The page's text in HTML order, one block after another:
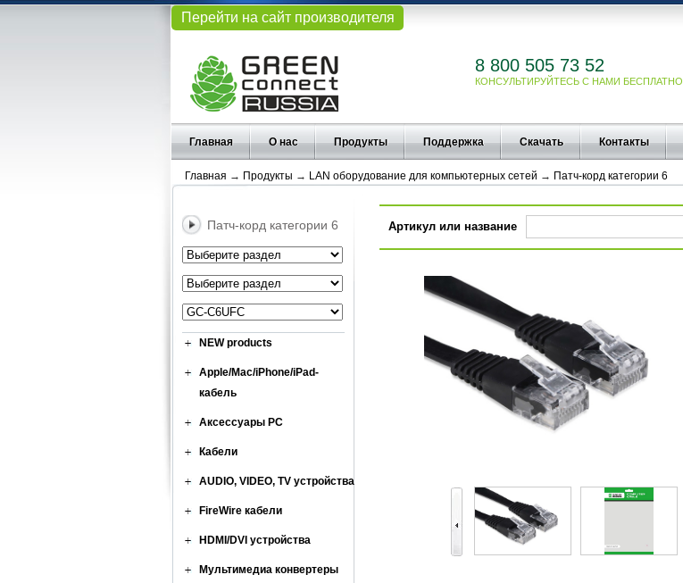
Перейти на сайт производителя
8 800 505 73 52
КОНСУЛЬТИРУЙТЕСЬ С НАМИ БЕСПЛАТНО
Главная О нас Продукты Поддержка Скачать Контакты
Главная → Продукты → LAN оборудование для компьютерных сетей → Патч-корд категории 6
Патч-корд категории 6
NEW products
Apple/Mac/iPhone/iPad-
кабель
Аксессуары PC
Кабели
AUDIO, VIDEO, TV устройства
FireWire кабели
HDMI/DVI устройства
Мультимедиа конвертеры
Артикул или название